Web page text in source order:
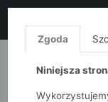
MONNARI
Zgoda
Niniejsza